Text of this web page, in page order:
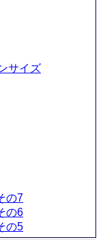
サイズ
の7
の6
の5